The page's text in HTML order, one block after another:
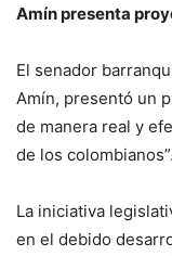
Amín presenta
El senador
Amín, presentó un
de manera real y
de los colombianos”.
La iniciativa
en el debido